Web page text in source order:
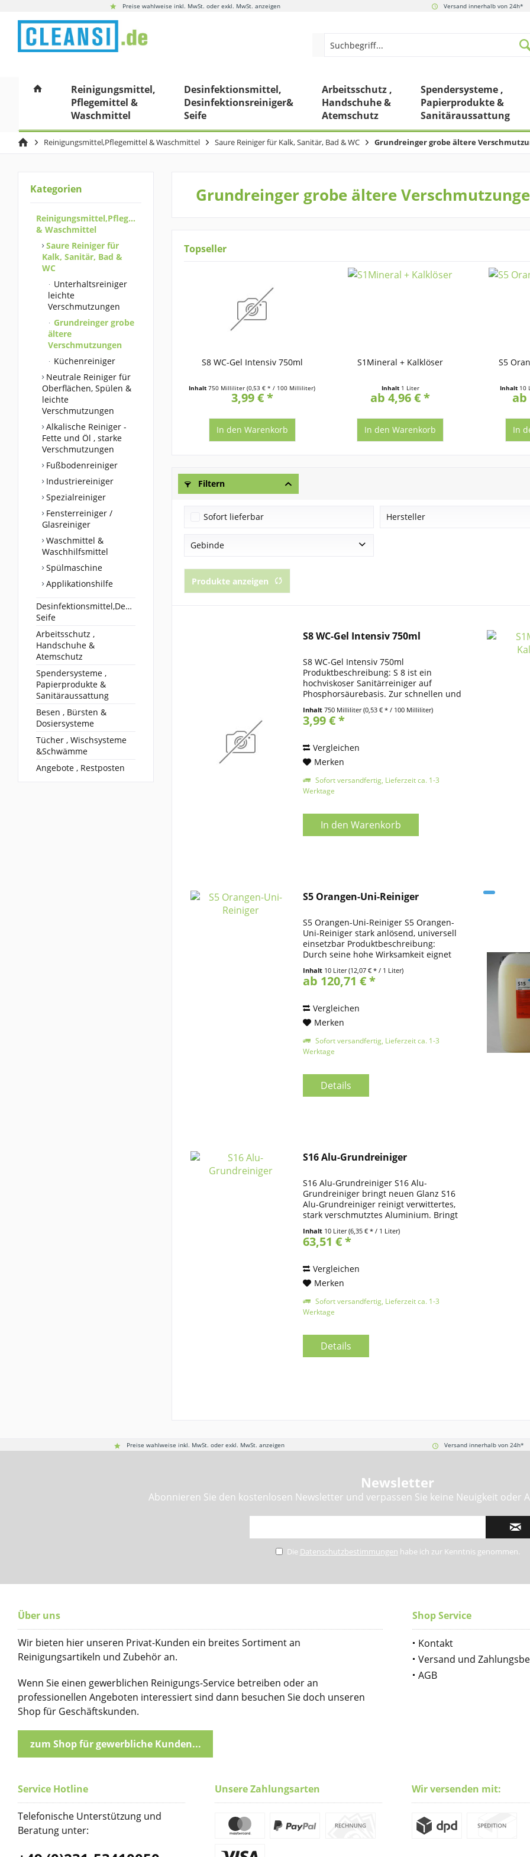
Preise wahlweise inkl. MwSt. oder exkl. MwSt. anzeigen Versand innerhalb von 24h*
Reinigungsmittel,
Pflegemittel &
Waschmittel
Desinfektionsmittel,
Desinfektionsreiniger&
Seife
Arbeitsschutz ,
Handschuhe &
Atemschutz
Spendersysteme ,
Papierprodukte &
Sanitäraussattung
Reinigungsmittel,Pflegemittel & Waschmittel Saure Reiniger für Kalk, Sanitär, Bad & WC Grundreinger grobe ältere
Kategorien
Reinigungsmittel,Pflegemittel
& Waschmittel
Saure Reiniger für
Kalk, Sanitär, Bad &
WC
Unterhaltsreiniger
leichte
Verschmutzungen
Grundreinger grobe
ältere
Verschmutzungen
Küchenreiniger
Neutrale Reiniger für
Oberflächen, Spülen &
leichte
Verschmutzungen
Alkalische Reiniger -
Fette und Öl , starke
Verschmutzungen
Fußbodenreiniger
Industriereiniger
Spezialreiniger
Fensterreiniger /
Glasreiniger
Waschmittel &
Waschhilfsmittel
Spülmaschine
Applikationshilfe
Desinfektionsmittel,Desinfektionsreiniger&
Seife
Arbeitsschutz ,
Handschuhe &
Atemschutz
Spendersysteme ,
Papierprodukte &
Sanitäraussattung
Besen , Bürsten &
Dosiersysteme
Tücher , Wischsysteme
&Schwämme
Angebote , Restposten
Grundreinger grobe ältere
Topseller
S8 WC-Gel Intensiv 750ml
Inhalt750 Milliliter(0,53 € * / 100 Milliliter)
3,99 € *
In den Warenkorb
S1Mineral + Kalklöser
Inhalt 1 Liter
ab 4,96 € *
In den Warenkorb
S5
Inhalt 10
ab
In
Filtern
Sofort lieferbar Hersteller
Gebinde
500 ml
1.000 ml
Produkte anzeigen
S8 WC-Gel Intensiv 750ml
S8 WC-Gel Intensiv 750ml
Produktbeschreibung: S 8 ist ein
hochviskoser Sanitärreiniger auf
Phosphorsäurebasis. Zur schnellen und
im gesamten Sanitärbereich. Reinigt,
entkalkt und desodoriert in einem...
Inhalt750 Milliliter(0,53 € * / 100 Milliliter)
3,99 € *
Vergleichen
Merken
Sofort versandfertig, Lieferzeit ca. 1-3
Werktage
In den Warenkorb
S5 Orangen-Uni-Reiniger
S5 Orangen-Uni-Reiniger S5 Orangen-
Uni-Reiniger stark anlösend, universell
einsetzbar Produktbeschreibung:
Durch seine hohe Wirksamkeit eignet
hervorragend zur Entfernung von
Kaugummi, Tinten- und...
Inhalt 10 Liter(12,07 € * / 1 Liter)
ab 120,71 € *
Vergleichen
Merken
Sofort versandfertig, Lieferzeit ca. 1-3
Werktage
Details
S16 Alu-Grundreiniger
S16 Alu-Grundreiniger S16 Alu-
Grundreiniger bringt neuen Glanz S16
Alu-Grundreiniger reinigt verwittertes,
stark verschmutztes Aluminium. Bringt
oxidierten Schichten. Mit speziellem
Korrosionsschutz...
Inhalt 10 Liter(6,35 € * / 1 Liter)
63,51 € *
Vergleichen
Merken
Sofort versandfertig, Lieferzeit ca. 1-3
Werktage
Details
Preise wahlweise inkl. MwSt. oder exkl. MwSt. anzeigen Versand innerhalb von 24h*
Newsletter
Abonnieren Sie den kostenlosen Newsletter und verpassen Sie keine Neuigkeit oder
Die Datenschutzbestimmungen habe ich zur Kenntnis genommen.
Über uns
Wir bieten hier unseren Privat-Kunden ein breites Sortiment an
Reinigungsartikeln und Zubehör an.
Wenn Sie einen gewerblichen Reinigungs-Service betreiben oder an
professionellen Angeboten interessiert sind dann besuchen Sie doch unseren
Shop für Geschäftskunden.
zum Shop für gewerbliche Kunden...
Shop Service
Kontakt
Versand und
AGB
Service Hotline
Telefonische Unterstützung und
Beratung unter:
Unsere Zahlungsarten Wir versenden mit: